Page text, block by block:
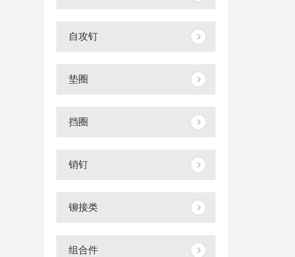
自攻钉
垫圈
挡圈
销钉
铆接类
组合件